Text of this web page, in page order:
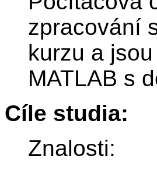
zpracování
kurzu a
MATLAB s
Cíle studia:
Znalosti: